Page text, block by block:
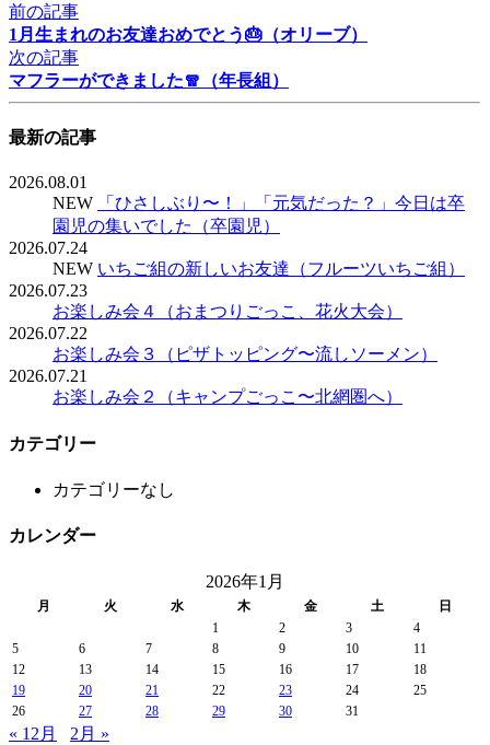
前の記事
1月生まれのお友達おめでとう🎂（オリーブ）
次の記事
マフラーができました🧣（年長組）
最新の記事
2026.08.01
NEW
「ひさしぶり〜！」「元気だった？」今日は卒
園児の集いでした（卒園児）
2026.07.24
NEW いちご組の新しいお友達（フルーツいちご組）
2026.07.23
お楽しみ会４（おまつりごっこ、花火大会）
2026.07.22
お楽しみ会３（ピザトッピング〜流しソーメン）
2026.07.21
お楽しみ会２（キャンプごっこ〜北網圏へ）
カテゴリー
カテゴリーなし
カレンダー
2026年1月
月 火 水 木 金 土
日
1
2 3
4
5
6 7 8 9 10
11
12
13 14 15 16 17
18
19
20 21 22 23 24
25
26
27 28 29 30 31
« 12月 2月 »